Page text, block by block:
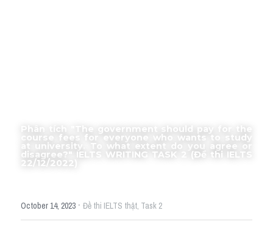
Đề writing theo topic
Pie
Bar chart
Phân tích "The government should pay for the
course fees for everyone who wants to study
at university. To what extent do you agree or
disagree?" IELTS WRITING TASK 2 (Đề thi IELTS
22/12/2022)
October 14, 2023 · Đề thi IELTS thật, Task 2